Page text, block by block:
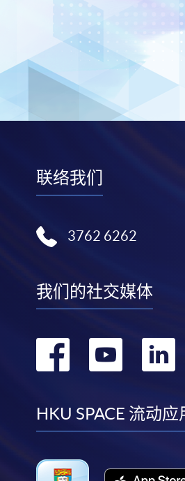
联络我们
3762 6262
我们的社交媒体
转 转
HKU SPACE 流动